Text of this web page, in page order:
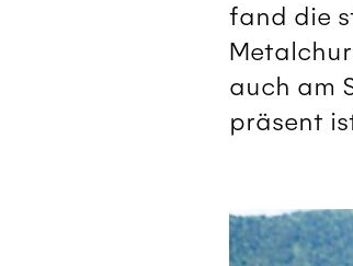
fand die
auch am
präsent